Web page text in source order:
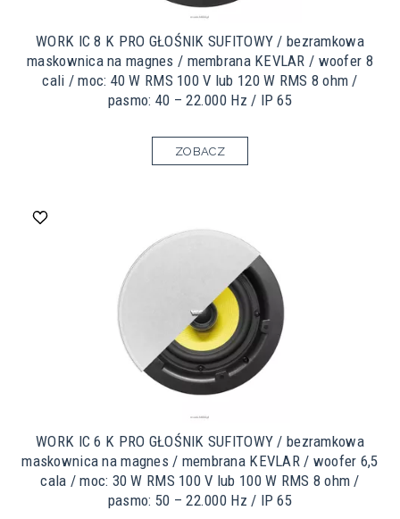
WORK IC 8 K PRO GŁOŚNIK SUFITOWY / bezramkowa
maskownica na magnes / membrana KEVLAR / woofer 8
cali / moc: 40 W RMS 100 V lub 120 W RMS 8 ohm /
pasmo: 40 – 22.000 Hz / IP 65
ZOBACZ
WORK IC 6 K PRO GŁOŚNIK SUFITOWY / bezramkowa
maskownica na magnes / membrana KEVLAR / woofer 6,5
cala / moc: 30 W RMS 100 V lub 100 W RMS 8 ohm /
pasmo: 50 – 22.000 Hz / IP 65